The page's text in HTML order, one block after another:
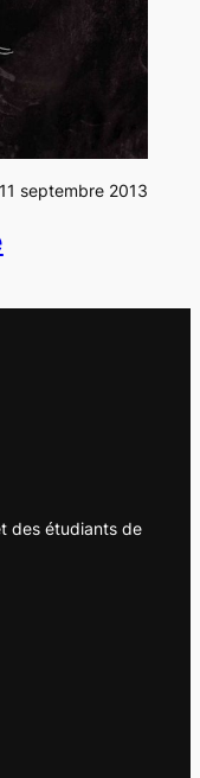
11 septembre 2013
des étudiants de